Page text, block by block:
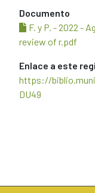
Documento
F. y P. - 2022 -
review of r.pdf
Enlace a este
https://
DU49